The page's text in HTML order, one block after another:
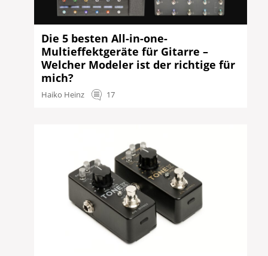
Die 5 besten All-in-one-
Multieffektgeräte für Gitarre –
Welcher Modeler ist der richtige für
mich?
Haiko Heinz 17